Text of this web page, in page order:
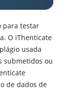
para testar
O iThenticate
usada
submetidos ou
de dados de